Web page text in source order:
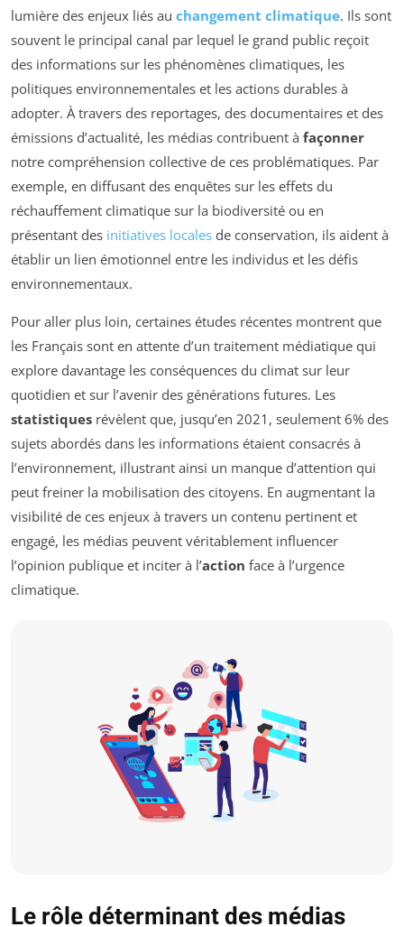
lumière des enjeux liés au changement climatique. Ils sont
souvent le principal canal par lequel le grand public reçoit
des informations sur les phénomènes climatiques, les
politiques environnementales et les actions durables à
adopter. À travers des reportages, des documentaires et des
émissions d’actualité, les médias contribuent à façonner
notre compréhension collective de ces problématiques. Par
exemple, en diffusant des enquêtes sur les effets du
réchauffement climatique sur la biodiversité ou en
présentant des initiatives locales de conservation, ils aident à
établir un lien émotionnel entre les individus et les défis
environnementaux.
Pour aller plus loin, certaines études récentes montrent que
les Français sont en attente d’un traitement médiatique qui
explore davantage les conséquences du climat sur leur
quotidien et sur l’avenir des générations futures. Les
statistiques révèlent que, jusqu’en 2021, seulement 6% des
sujets abordés dans les informations étaient consacrés à
l’environnement, illustrant ainsi un manque d’attention qui
peut freiner la mobilisation des citoyens. En augmentant la
visibilité de ces enjeux à travers un contenu pertinent et
engagé, les médias peuvent véritablement influencer
l’opinion publique et inciter à l’action face à l’urgence
climatique.
Le rôle déterminant des médias